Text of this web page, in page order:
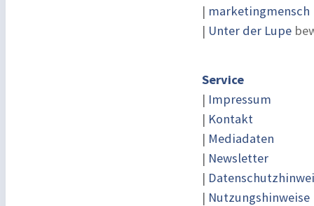
|
| Unter der Lupe
Service
| Impressum
| Kontakt
| Mediadaten
| Newsletter
|
| Nutzungshinweise